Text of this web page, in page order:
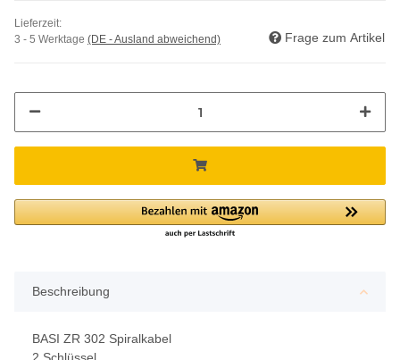
Lieferzeit:
3 - 5 Werktage (DE - Ausland abweichend) Frage zum Artikel
Beschreibung
BASI ZR 302 Spiralkabel